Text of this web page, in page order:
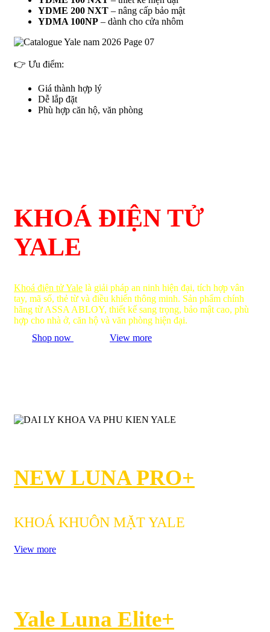
YDME 200 NXT – nâng cấp bảo mật
YDMA 100NP – dành cho cửa nhôm
👉 Ưu điểm:
Giá thành hợp lý
Dễ lắp đặt
Phù hợp căn hộ, văn phòng
KHOÁ ĐIỆN TỬ
YALE
Khoá điện tử Yale là giải pháp an ninh hiện đại, tích hợp vân
tay, mã số, thẻ từ và điều khiển thông minh. Sản phẩm chính
hãng từ ASSA ABLOY, thiết kế sang trọng, bảo mật cao, phù
hợp cho nhà ở, căn hộ và văn phòng hiện đại.
Shop now
View more
NEW LUNA PRO+
KHOÁ KHUÔN MẶT YALE
View more
Yale Luna Elite+